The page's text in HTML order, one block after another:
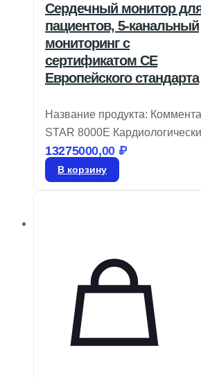
Сердечный монитор
пациентов, 5-канальный
мониторинг с
сертификатом CE
Европейского стандарта
Название продукта:
STAR 8000E
монитор пациента Бренд:
Модель: STAR8000E Монитор
с европейскими стандартами
Он отличается высокой
стабильностью и
а также надежной защитой от
помех. Компания Comen
осуществляет контроль на
13275000,00 ₽
В корзину